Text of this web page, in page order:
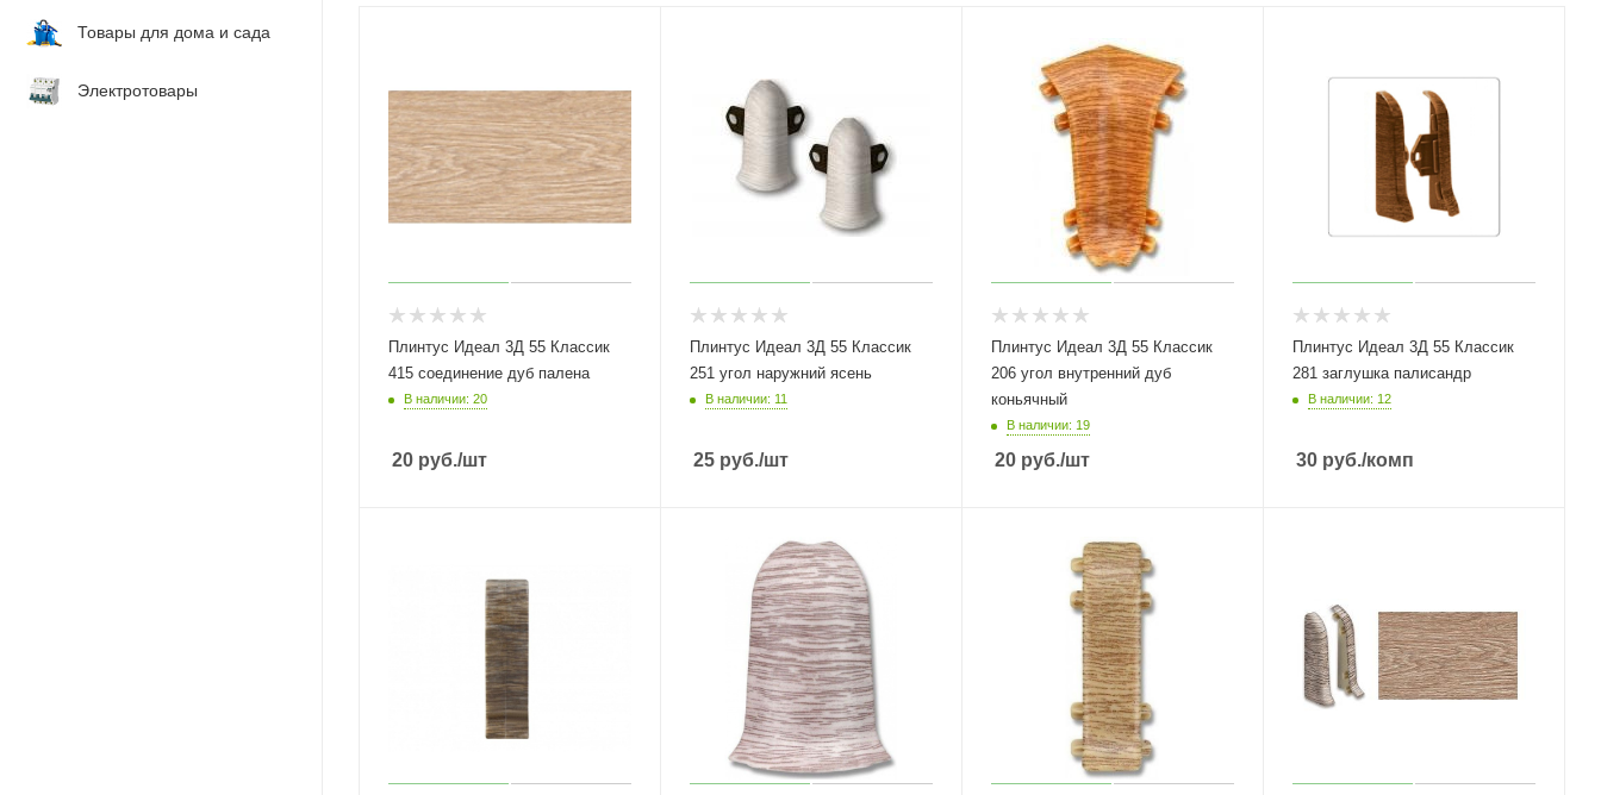
Товары для дома и сада
Электротовары
Плинтус Идеал 3Д 55 Классик
415 соединение дуб палена
В наличии: 20
20 руб./шт
Плинтус Идеал 3Д 55 Классик
251 угол наружний ясень
В наличии: 11
25 руб./шт
Плинтус Идеал 3Д 55 Классик
206 угол внутренний дуб
коньячный
В наличии: 19
20 руб./шт
Плинтус Идеал 3Д 55 Классик
281 заглушка палисандр
В наличии: 12
30 руб./комп